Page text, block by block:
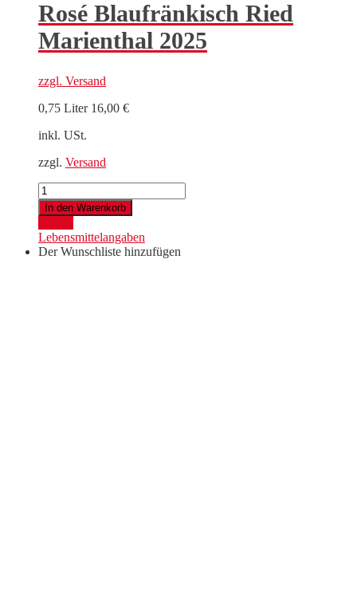
Rosé Blaufränkisch Ried
Marienthal 2025
zzgl. Versand
0,75 Liter 16,00 €
inkl. USt.
zzgl. Versand
Rosé
Blaufränkisch
Ried
Marienthal
2025
Menge
In den Warenkorb
Lebensmittelangaben
Der Wunschliste hinzufügen